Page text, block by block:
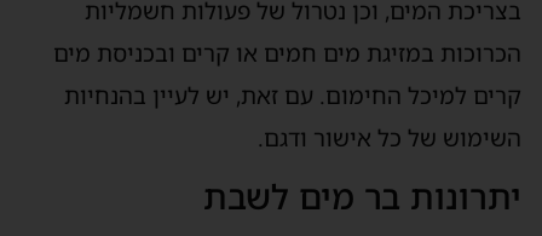
בצריכת המים, וכן נטרול של פעולות חשמליות
הכרוכות במזיגת מים חמים או קרים ובכניסת מים
קרים למיכל החימום. עם זאת, יש לעיין בהנחיות
השימוש של כל אישור ודגם.
יתרונות בר מים לשבת